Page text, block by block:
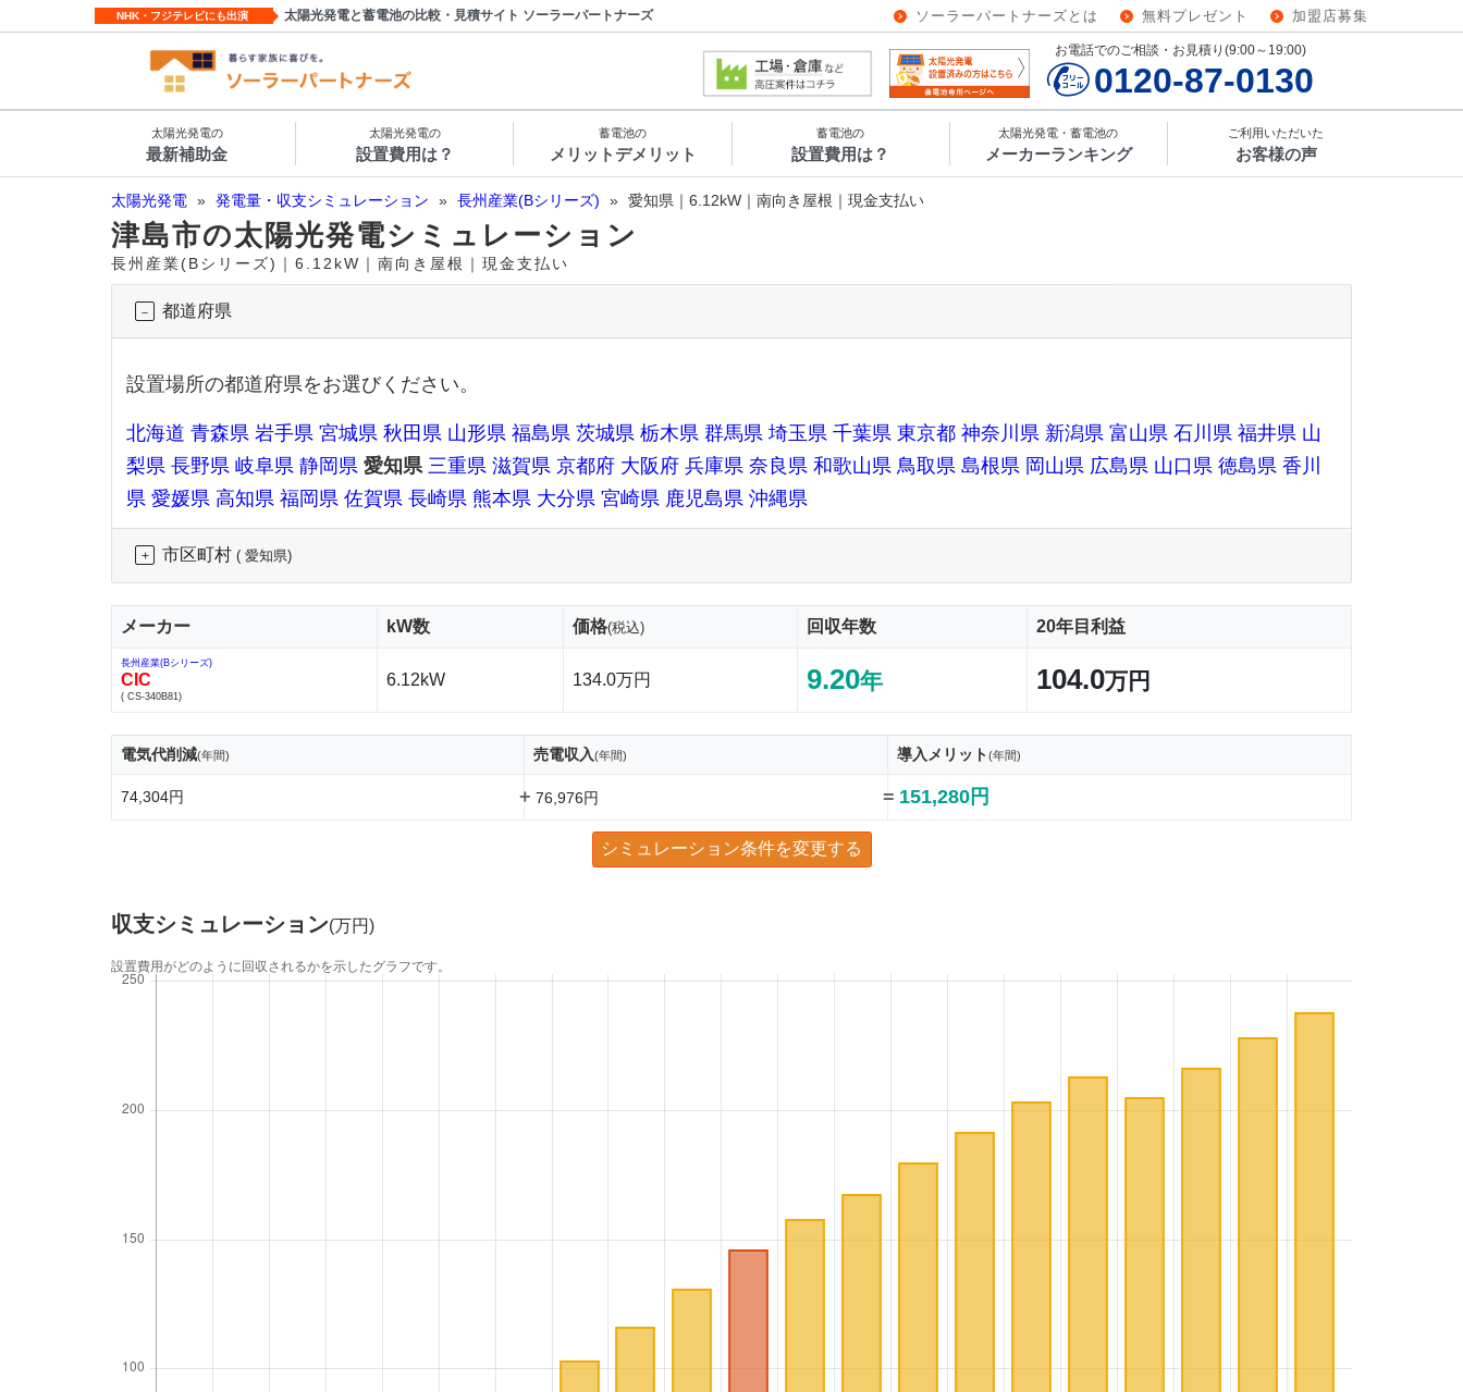
NHK・フジテレビにも出演 太陽光発電と蓄電池の比較・見積サイト ソーラーパートナーズ ソーラーパートナーズとは 無料プレゼント 加盟店募集
お電話でのご相談・お見積り(9:00～19:00)
0120-87-0130
太陽光発電の
最新補助金
太陽光発電の
設置費用は？
蓄電池の
メリットデメリット
蓄電池の
設置費用は？
太陽光発電・蓄電池の
メーカーランキング
ご利用いただいた
お客様の声
太陽光発電 » 発電量・収支シミュレーション » 長州産業(Bシリーズ) » 愛知県｜6.12kW｜南向き屋根｜現金支払い
津島市の太陽光発電シミュレーション
長州産業(Bシリーズ)｜6.12kW｜南向き屋根｜現金支払い
都道府県
設置場所の都道府県をお選びください。
北海道 青森県 岩手県 宮城県 秋田県 山形県 福島県 茨城県 栃木県 群馬県 埼玉県 千葉県 東京都 神奈川県 新潟県 富山県 石川県 福井県 山
梨県 長野県 岐阜県 静岡県 愛知県 三重県 滋賀県 京都府 大阪府 兵庫県 奈良県 和歌山県 鳥取県 島根県 岡山県 広島県 山口県 徳島県 香川
県 愛媛県 高知県 福岡県 佐賀県 長崎県 熊本県 大分県 宮崎県 鹿児島県 沖縄県
市区町村 ( 愛知県)
メーカー kW数 価格(税込) 回収年数 20年目利益
長州産業(Bシリーズ)
CIC
( CS-340B81)
6.12kW 134.0万円 9.20年 104.0万円
電気代削減(年間) 売電収入(年間) 導入メリット(年間)
74,304円 + 76,976円 = 151,280円
シミュレーション条件を変更する
収支シミュレーション(万円)
設置費用がどのように回収されるかを示したグラフです。